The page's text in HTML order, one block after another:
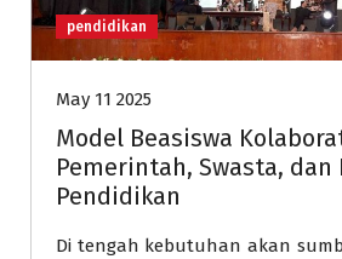
pendidikan
May 11 2025
Model Beasiswa
Pemerintah, Swasta, dan
Pendidikan
Di tengah kebutuhan akan